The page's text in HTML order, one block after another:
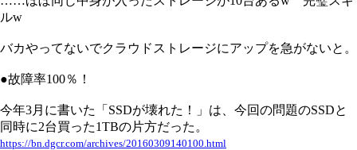
ルw
バカやってないでクラウドストレージにアップを急がないと。
●故障率100％！
今年3月に書いた「SSDが壊れた！」は、今回の問題のSSDと
同時に2台買った1TBの片方だった。
https://bn.dgcr.com/archives/20160309140100.html